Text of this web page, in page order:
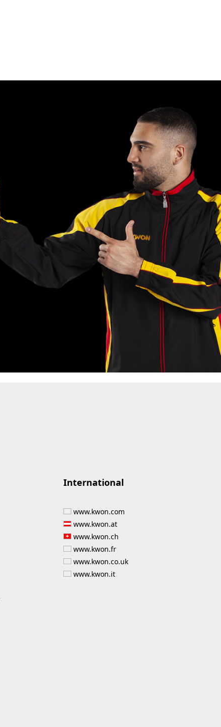
International
www.kwon.com
www.kwon.at
www.kwon.ch
www.kwon.fr
www.kwon.co.uk
www.kwon.it